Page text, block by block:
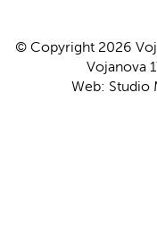
© Copyright 2026
Vojanova
Web: Studio